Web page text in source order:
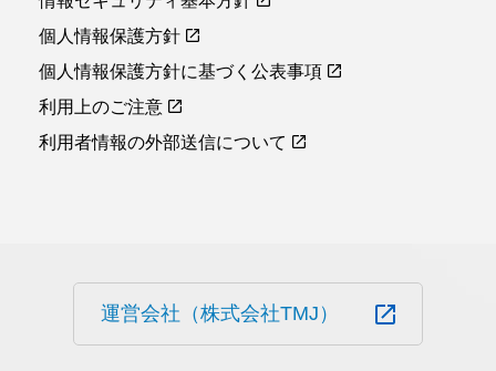
個人情報保護方針
個人情報保護方針に基づく公表事項
利用上のご注意
利用者情報の外部送信について
運営会社（株式会社TMJ）